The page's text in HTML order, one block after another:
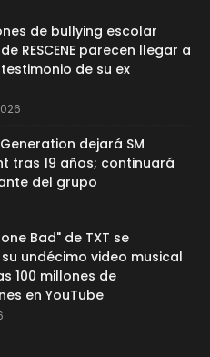
de bullying escolar
RESCENE parecen llegar a
de su ex
Generation dejará SM
tras 19 años; continuará
del grupo
Bad" de TXT se
undécimo video musical
100 millones de
en YouTube